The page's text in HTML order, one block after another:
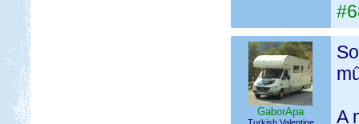
GaborApa
A